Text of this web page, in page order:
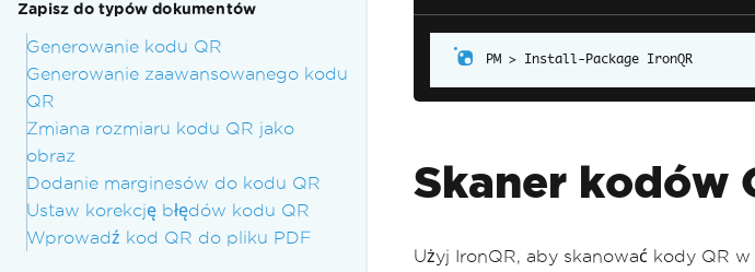
Zapisz do typów dokumentów
Generowanie kodu QR
Generowanie zaawansowanego kodu
QR
Zmiana rozmiaru kodu QR jako
obraz
Dodanie marginesów do kodu QR
Ustaw korekcję błędów kodu QR
Wprowadź kod QR do pliku PDF
// Display the first result
ResultLabel.Text = results
Install-Package IronQR
Skaner kodów
Użyj IronQR, aby skanować kody QR